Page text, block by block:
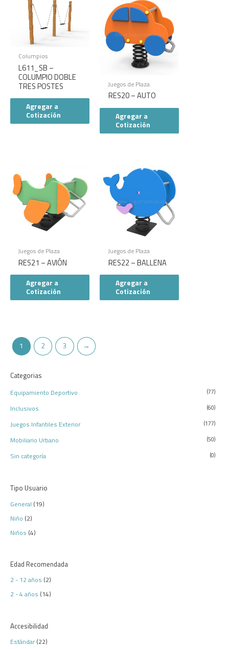
Categorias
Equipamiento Deportivo (77)
Inclusivos (60)
Juegos Infantiles Exterior (177)
Mobiliario Urbano (50)
Sin categoría (0)
Tipo Usuario
General (19)
Niño (2)
Niños (4)
Edad Recomendada
2 - 12 años (2)
2 - 4 años (14)
Accesibilidad
Estándar (22)
Columpios
L611_SB –
COLUMPIO DOBLE
TRES POSTES
Agregar a
Cotización
Juegos de Plaza
RES20 – AUTO
Agregar a
Cotización
Juegos de Plaza
RES21 – AVIÓN
Agregar a
Cotización
Juegos de Plaza
RES22 – BALLENA
Agregar a
Cotización
1 2 3 →